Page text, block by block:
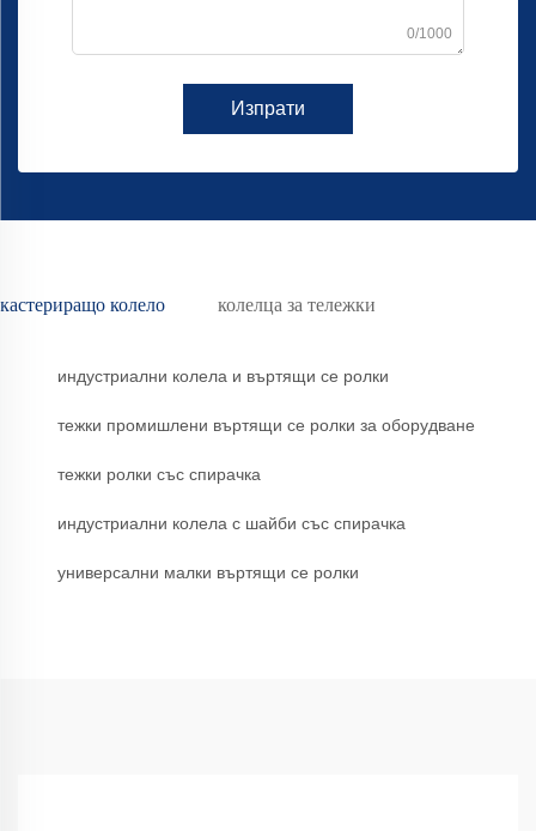
0/1000
Изпрати
кастериращо колело колелца за тележки
индустриални колела и въртящи се ролки
тежки промишлени въртящи се ролки за оборудване
тежки ролки със спирачка
индустриални колела с шайби със спирачка
универсални малки въртящи се ролки